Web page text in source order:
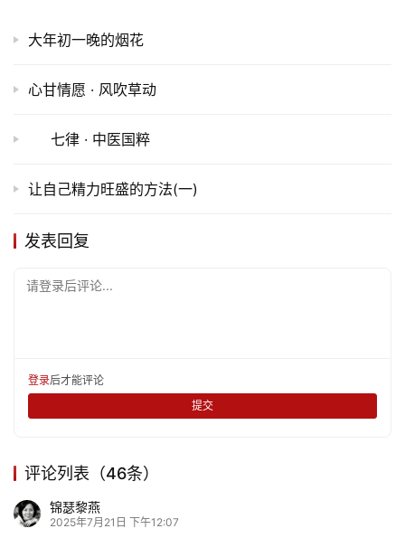
大年初一晚的烟花
心甘情愿 · 风吹草动
七律 · 中医国粹
让自己精力旺盛的方法(一)
发表回复
请登录后评论...
登录后才能评论
提交
评论列表（46条）
锦瑟黎燕
2025年7月21日 下午12:07